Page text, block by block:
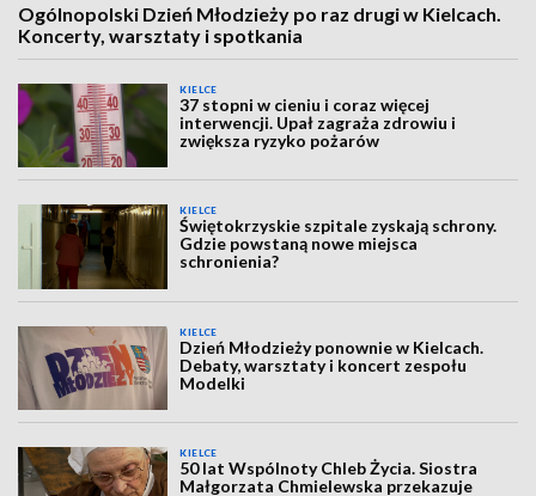
Ogólnopolski Dzień Młodzieży po raz drugi w Kielcach.
Koncerty, warsztaty i spotkania
KIELCE
37 stopni w cieniu i coraz więcej
interwencji. Upał zagraża zdrowiu i
zwiększa ryzyko pożarów
KIELCE
Świętokrzyskie szpitale zyskają schrony.
Gdzie powstaną nowe miejsca
schronienia?
KIELCE
Dzień Młodzieży ponownie w Kielcach.
Debaty, warsztaty i koncert zespołu
Modelki
KIELCE
50 lat Wspólnoty Chleb Życia. Siostra
Małgorzata Chmielewska przekazuje